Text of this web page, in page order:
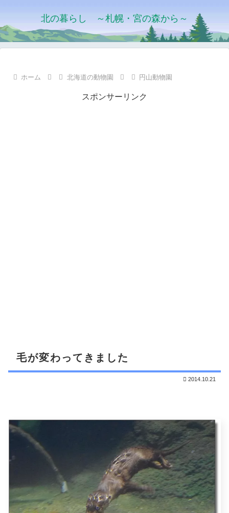
北の暮らし ～札幌・宮の森から～
ホーム 北海道の動物園 円山動物園
スポンサーリンク
毛が変わってきました
2014.10.21